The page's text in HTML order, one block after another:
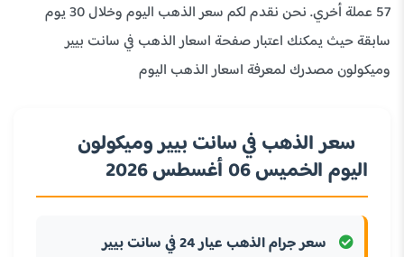
57 عملة أخري. نحن نقدم لكم سعر الذهب اليوم وخلال 30 يوم
سابقة حيث يمكنك اعتبار صفحة اسعار الذهب في سانت بيير
وميكولون مصدرك لمعرفة اسعار الذهب اليوم
سعر الذهب في سانت بيير وميكولون
اليوم الخميس 06 أغسطس 2026
سعر جرام الذهب عيار 24 في سانت بيير